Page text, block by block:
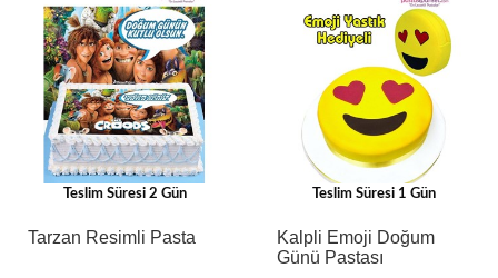
Teslim Süresi 2 Gün
Tarzan Resimli Pasta
Teslim Süresi 1 Gün
Kalpli Emoji Doğum
Günü Pastası